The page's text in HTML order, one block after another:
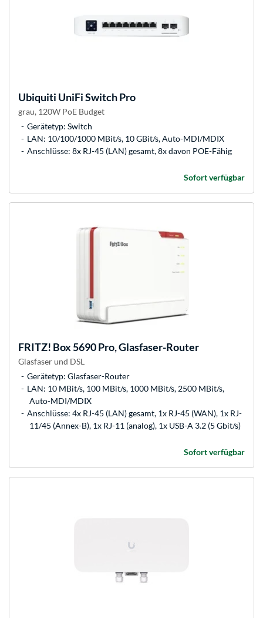
Ubiquiti UniFi Switch Pro
grau, 120W PoE Budget
Gerätetyp: Switch
LAN: 10/100/1000 MBit/s, 10 GBit/s, Auto-MDI/MDIX
Anschlüsse: 8x RJ-45 (LAN) gesamt, 8x davon POE-Fähig
Sofort verfügbar
FRITZ! Box 5690 Pro, Glasfaser-Router
Glasfaser und DSL
Gerätetyp: Glasfaser-Router
LAN: 10 MBit/s, 100 MBit/s, 1000 MBit/s, 2500 MBit/s,
Auto-MDI/MDIX
Anschlüsse: 4x RJ-45 (LAN) gesamt, 1x RJ-45 (WAN), 1x RJ-
11/45 (Annex-B), 1x RJ-11 (analog), 1x USB-A 3.2 (5 Gbit/s)
Sofort verfügbar